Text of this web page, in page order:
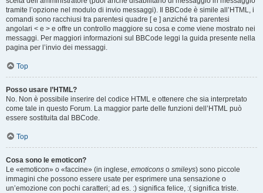
tramite l’opzione nel modulo di invio messaggi). Il BBCode è simile all’HTML, i
comandi sono racchiusi tra parentesi quadre [ e ] anziché tra parentesi
angolari < e > e offre un controllo maggiore su cosa e come viene mostrato nei
messaggi. Per maggiori informazioni sul BBCode leggi la guida presente nella
pagina per l’invio dei messaggi.
Top
Posso usare l’HTML?
No. Non è possibile inserire del codice HTML e ottenere che sia interpretato
come tale in questo Forum. La maggior parte delle funzioni dell’HTML può
essere sostituita dal BBCode.
Top
Cosa sono le emoticon?
Le «emoticon» o «faccine» (in inglese, emoticons o smileys) sono piccole
immagini che possono essere usate per esprimere una sensazione o
un’emozione con pochi caratteri; ad es. :) significa felice, :( significa triste.